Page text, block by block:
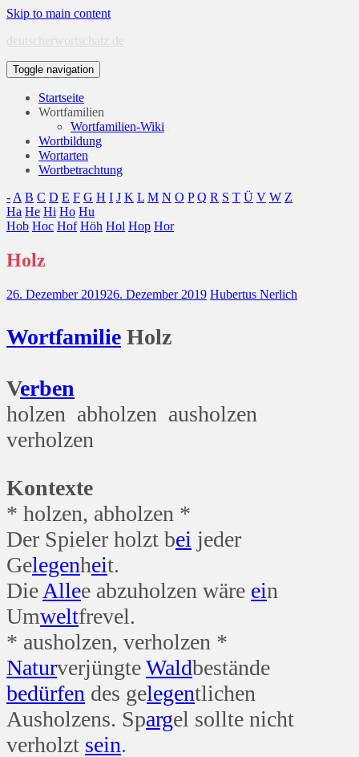
Skip to main content
deutscherwortschatz.de
Toggle navigation
Startseite
Wortfamilien
Wortfamilien-Wiki
Wortbildung
Wortarten
Wortbetrachtung
- A B C D E F G H I J K L M N O P Q R S T Ü V W Z
Ha He Hi Ho Hu
Hob Hoc Hof Höh Hol Hop Hor
Holz
26. Dezember 201926. Dezember 2019 Hubertus Nerlich
Wortfamilie Holz
Verben
holzen abholzen ausholzen
verholzen
Kontexte
* holzen, abholzen *
Der Spieler holzt bei jeder
Gelegenheit.
Die Allee abzuholzen wäre ein
Umweltfrevel.
* ausholzen, verholzen *
NaturverjüngteWaldbestände
bedürfen des gelegentlichen
Ausholzens. Spargel sollte nicht
verholzt sein.